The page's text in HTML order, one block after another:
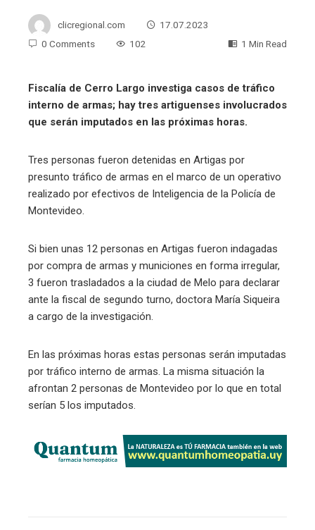
clicregional.com
17.07.2023
0 Comments
102 1 Min Read
Fiscalía de Cerro Largo investiga casos de tráfico
interno de armas; hay tres artiguenses involucrados
que serán imputados en las próximas horas.
Tres personas fueron detenidas en Artigas por
presunto tráfico de armas en el marco de un operativo
realizado por efectivos de Inteligencia de la Policía de
Montevideo.
Si bien unas 12 personas en Artigas fueron indagadas
por compra de armas y municiones en forma irregular,
3 fueron trasladados a la ciudad de Melo para declarar
ante la fiscal de segundo turno, doctora María Siqueira
a cargo de la investigación.
En las próximas horas estas personas serán imputadas
por tráfico interno de armas. La misma situación la
afrontan 2 personas de Montevideo por lo que en total
serían 5 los imputados.